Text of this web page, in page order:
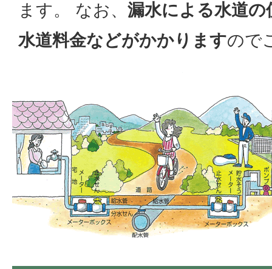
ます。 なお、 漏水による水道
水道料金などがかかりますので